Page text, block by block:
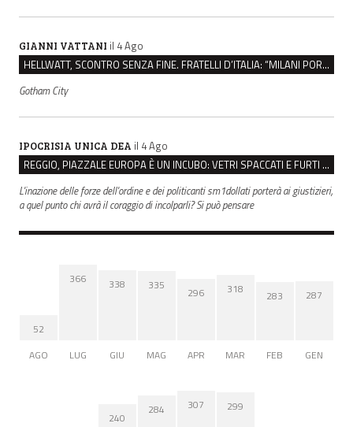
GIANNI VATTANI il 4 Ago
HELLWATT, SCONTRO SENZA FINE. FRATELLI D’ITALIA: “MILANI PORTA DOCUMENTI, DE FRANCO INSULTI”
Gotham City
IPOCRISIA UNICA DEA il 4 Ago
REGGIO, PIAZZALE EUROPA È UN INCUBO: VETRI SPACCATI E FURTI SULLE AUTO IN SOSTA
L'inazione delle forze dell'ordine e dei politicanti sm1dollati porterà ai giustizieri,
a quel punto chi avrà il coraggio di incolparli? Si può pensare
52
AGO
366
LUG
338
GIU
335
MAG
296
APR
318
MAR
283
FEB
287
GEN
240
284 307 299